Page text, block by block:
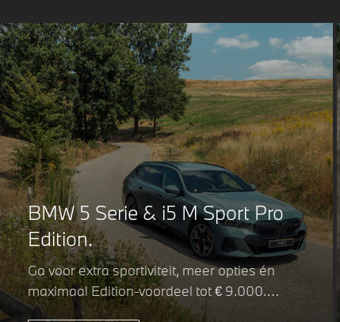
BMW 5 Serie & i5 M Sport Pro
Edition.
Ga voor extra sportiviteit, meer opties én
maximaal Edition-voordeel tot € 9.000.
Fiscaal leverbaar vanaf € 75.347. Met de